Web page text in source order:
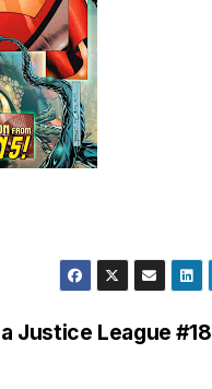
Justice League #18